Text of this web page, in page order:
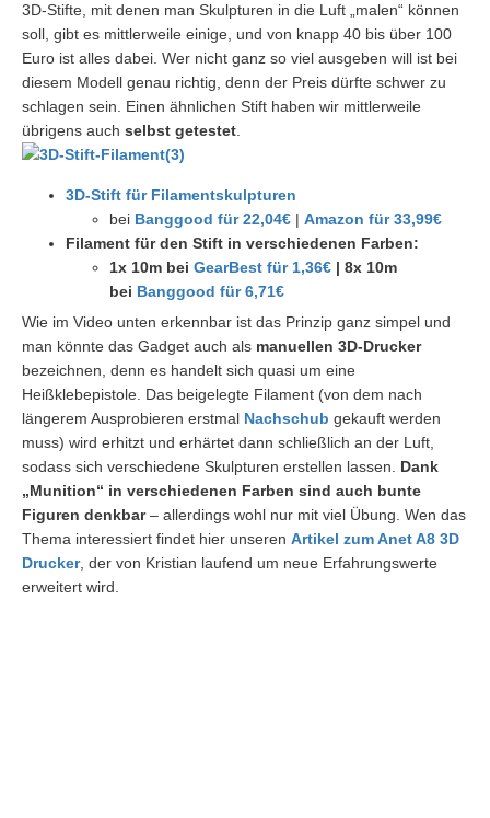
3D-Stifte, mit denen man Skulpturen in die Luft „malen“ können
soll, gibt es mittlerweile einige, und von knapp 40 bis über 100
Euro ist alles dabei. Wer nicht ganz so viel ausgeben will ist bei
diesem Modell genau richtig, denn der Preis dürfte schwer zu
schlagen sein. Einen ähnlichen Stift haben wir mittlerweile
übrigens auch selbst getestet
3D-Stift für Filamentskulpturen
bei Banggood für 22,04€ | Amazon für 33,99€
Filament für den Stift in verschiedenen Farben:
1x 10m bei GearBest für 1,36€ | 8x 10m
bei Banggood für 6,71€
Wie im Video unten erkennbar ist das Prinzip ganz simpel und
man könnte das Gadget auch als manuellen 3D-Drucker
bezeichnen, denn es handelt sich quasi um eine
Heißklebepistole. Das beigelegte Filament (von dem nach
längerem Ausprobieren erstmal Nachschub gekauft werden
muss) wird erhitzt und erhärtet dann schließlich an der Luft,
sodass sich verschiedene Skulpturen erstellen lassen. Dank
„Munition“ in verschiedenen Farben sind auch bunte
Figuren denkbar– allerdings wohl nur mit viel Übung. Wen das
Thema interessiert findet hier unseren Artikel zum Anet A8 3D
Drucker, der von Kristian laufend um neue Erfahrungswerte
erweitert wird.